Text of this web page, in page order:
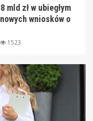
mld zł w ubiegłym
wniosków o
1523